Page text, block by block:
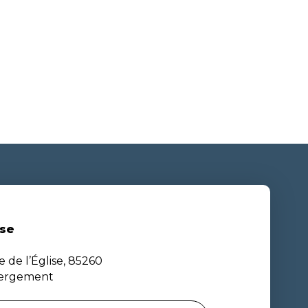
de l’Église, 85260